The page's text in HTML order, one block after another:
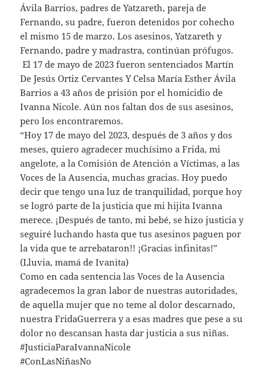
Ávila Barrios, padres de Yatzareth, pareja de
Fernando, su padre, fueron detenidos por cohecho
el mismo 15 de marzo. Los asesinos, Yatzareth y
Fernando, padre y madrastra, continúan prófugos.
El 17 de mayo de 2023 fueron sentenciados Martín
De Jesús Ortiz Cervantes Y Celsa María Esther Ávila
Barrios a 43 años de prisión por el homicidio de
Ivanna Nicole. Aún nos faltan dos de sus asesinos,
pero los encontraremos.
“Hoy 17 de mayo del 2023, después de 3 años y dos
meses, quiero agradecer muchísimo a Frida, mi
angelote, a la Comisión de Atención a Víctimas, a las
Voces de la Ausencia, muchas gracias. Hoy puedo
decir que tengo una luz de tranquilidad, porque hoy
se logró parte de la justicia que mi hijita Ivanna
merece. ¡Después de tanto, mi bebé, se hizo justicia y
seguiré luchando hasta que tus asesinos paguen por
la vida que te arrebataron!! ¡Gracias infinitas!”
(Lluvia, mamá de Ivanita)
Como en cada sentencia las Voces de la Ausencia
agradecemos la gran labor de nuestras autoridades,
de aquella mujer que no teme al dolor descarnado,
nuestra FridaGuerrera y a esas madres que pese a su
dolor no descansan hasta dar justicia a sus niñas.
#JusticiaParaIvannaNicole
#ConLasNiñasNo